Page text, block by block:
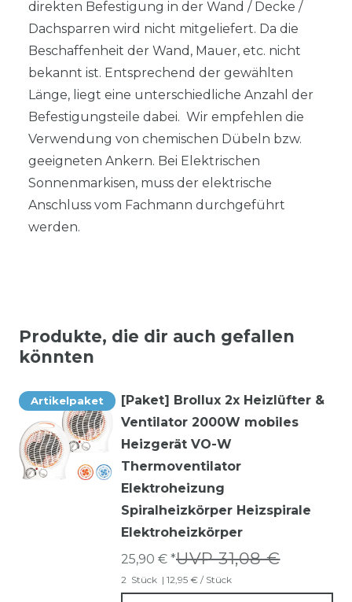
direkten Befestigung in der Wand / Decke /
Dachsparren wird nicht mitgeliefert. Da die
Beschaffenheit der Wand, Mauer, etc. nicht
bekannt ist. Entsprechend der gewählten
Länge, liegt eine unterschiedliche Anzahl der
Befestigungsteile dabei. Wir empfehlen die
Verwendung von chemischen Dübeln bzw.
geeigneten Ankern. Bei Elektrischen
Sonnenmarkisen, muss der elektrische
Anschluss vom Fachmann durchgeführt
werden.
Produkte, die dir auch gefallen
könnten
Artikelpaket
[Paket] Brollux 2x Heizlüfter &
Ventilator 2000W mobiles
Heizgerät VO-W
Thermoventilator
Elektroheizung
Spiralheizkörper Heizspirale
Elektroheizkörper
UVP 31,08 €
25,90 € *
2 Stück | 12,95 € / Stück